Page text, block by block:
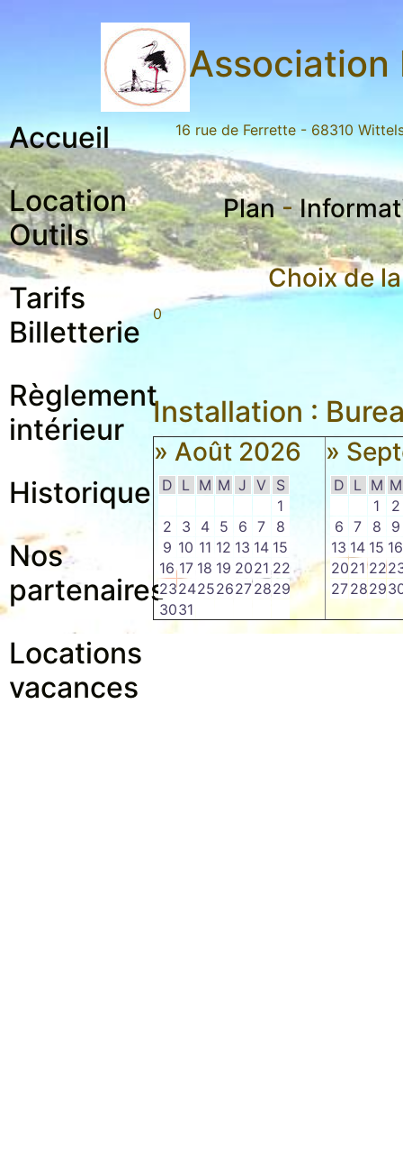
Association
16 rue de Ferrette - 68310
Accueil
Location
Outils
Tarifs
Billetterie
Règlement
intérieur
Historique
Nos
partenaires
Locations
vacances
Plan-
Choix de
0
Installation :
» Août 2026
D L M M J V S
1
2
3 4 5 6 7
8
9 10 11 12 13 14 15
16 17 18 19 2021 22
23242526272829
3031
»
D L M M
1
2
6
7 8
9
13 14 15 16
2021 22
272829